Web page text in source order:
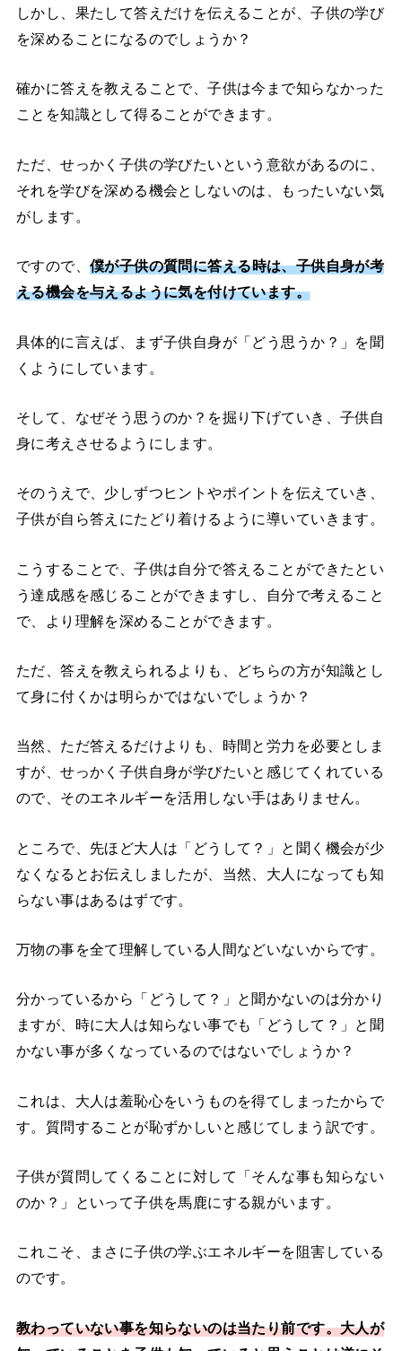
しかし、果たして答えだけを伝えることが、子供の学び
を深めることになるのでしょうか？
確かに答えを教えることで、子供は今まで知らなかった
ことを知識として得ることができます。
ただ、せっかく子供の学びたいという意欲があるのに、
それを学びを深める機会としないのは、もったいない気
がします。
ですので、 僕が子供の質問に答える時は、子供自身が考
える機会を与えるように気を付けています。
具体的に言えば、まず子供自身が「どう思うか？」を聞
くようにしています。
そして、なぜそう思うのか？を掘り下げていき、子供自
身に考えさせるようにします。
そのうえで、少しずつヒントやポイントを伝えていき、
子供が自ら答えにたどり着けるように導いていきます。
こうすることで、子供は自分で答えることができたとい
う達成感を感じることができますし、自分で考えること
で、より理解を深めることができます。
ただ、答えを教えられるよりも、どちらの方が知識とし
て身に付くかは明らかではないでしょうか？
当然、ただ答えるだけよりも、時間と労力を必要としま
すが、せっかく子供自身が学びたいと感じてくれている
ので、そのエネルギーを活用しない手はありません。
ところで、先ほど大人は「どうして？」と聞く機会が少
なくなるとお伝えしましたが、当然、大人になっても知
らない事はあるはずです。
万物の事を全て理解している人間などいないからです。
分かっているから「どうして？」と聞かないのは分かり
ますが、時に大人は知らない事でも「どうして？」と聞
かない事が多くなっているのではないでしょうか？
これは、大人は羞恥心をいうものを得てしまったからで
す。質問することが恥ずかしいと感じてしまう訳です。
子供が質問してくることに対して「そんな事も知らない
のか？」といって子供を馬鹿にする親がいます。
これこそ、まさに子供の学ぶエネルギーを阻害している
のです。
教わっていない事を知らないのは当たり前です。大人が